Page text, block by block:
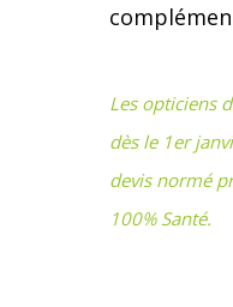
Les opticiens
dès le 1er
devis normé
100% Santé.